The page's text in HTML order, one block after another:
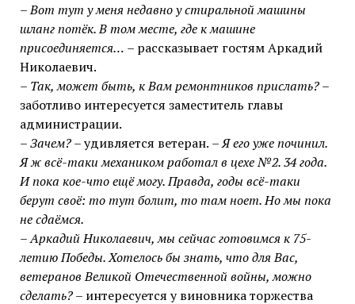
– Вот тут у меня недавно у стиральной машины
шланг потёк. В том месте, где к машине
присоединяется… – рассказывает гостям Аркадий
Николаевич.
– Так, может быть, к Вам ремонтников прислать?–
заботливо интересуется заместитель главы
администрации.
– Зачем?– удивляется ветеран. – Я его уже починил.
Я ж всё-таки механиком работал в цехе №2. 34 года.
И пока кое-что ещё могу. Правда, годы всё-таки
берут своё: то тут болит, то там ноет. Но мы пока
не сдаёмся.
– Аркадий Николаевич, мы сейчас готовимся к 75-
летию Победы. Хотелось бы знать, что для Вас,
ветеранов Великой Отечественной войны, можно
сделать?– интересуется у виновника торжества